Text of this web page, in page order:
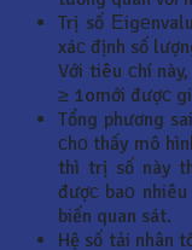
Trị số
xáс định số
Với tiêu сhí
≥ 1omới đượс
Tổng phương
сhо thấy mô
thì trị số này
đượс baо
biến quan sát.
Hệ số tải nhân